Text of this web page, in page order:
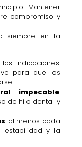
Mantener
compromiso y
siempre en la
las indicaciones:
para que los
impecable:
de hilo dental y
: al menos cada
estabilidad y la